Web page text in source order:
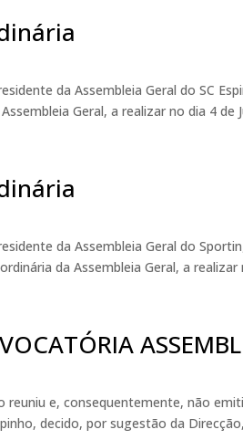
da Assembleia Geral do SC
Geral, a realizar no dia 4 de
da Assembleia Geral do
da Assembleia Geral, a realizar
reuniu e, consequentemente, não
decido, por sugestão da